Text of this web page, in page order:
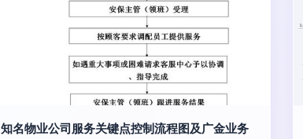
知名物业公司服务关键点控制流程图及广金业务